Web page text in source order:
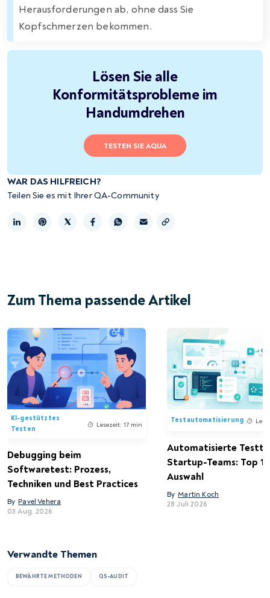
Herausforderungen ab, ohne dass Sie
Kopfschmerzen bekommen.
Lösen Sie alle
Konformitätsprobleme im
Handumdrehen
TESTEN SIE AQUA
WAR DAS HILFREICH?
Teilen Sie es mit Ihrer QA-Community
Zum Thema passende Artikel
KI-gestütztes
Testen
Lesezeit: 17 min
Debugging beim
Softwaretest: Prozess,
Techniken und Best Practices
By Pavel Vehera
03 Aug. 2026
Testautomatisierung
Automatisierte
Startup-Teams: Top 15
Auswahl
By Martin Koch
28 Juli 2026
Verwandte Themen
BEWÄHRTE METHODEN QS-AUDIT